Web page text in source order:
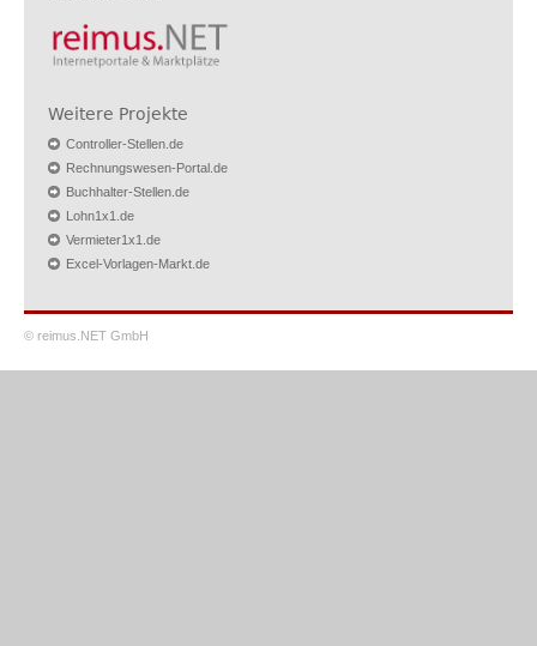
Weitere Projekte
Controller-Stellen.de
Rechnungswesen-Portal.de
Buchhalter-Stellen.de
Lohn1x1.de
Vermieter1x1.de
Excel-Vorlagen-Markt.de
© reimus.NET GmbH